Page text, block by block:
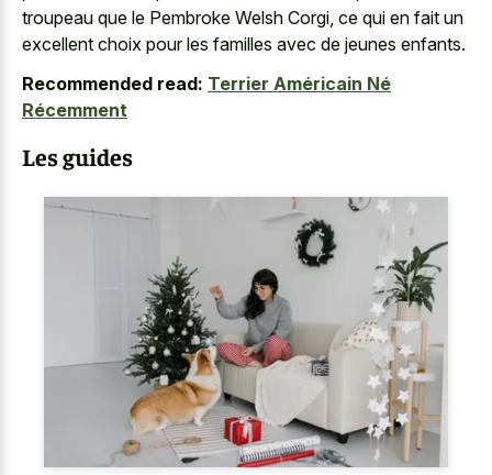
troupeau que le Pembroke Welsh Corgi, ce qui en fait un
excellent choix pour les familles avec de jeunes enfants.
Recommended read: Terrier Américain Né
Récemment
Les guides